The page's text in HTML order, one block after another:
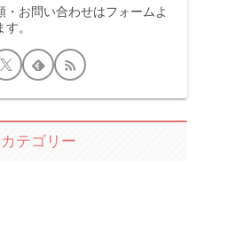
お問い合わせはフォームよ
。
カテゴリー